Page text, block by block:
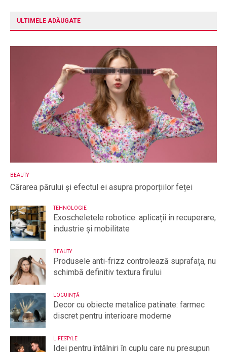
ULTIMELE ADĂUGATE
BEAUTY
Cărarea părului și efectul ei asupra proporțiilor feței
TEHNOLOGIE
Exoscheletele robotice: aplicații în recuperare,
industrie și mobilitate
BEAUTY
Produsele anti-frizz controlează suprafața, nu
schimbă definitiv textura firului
LOCUINȚĂ
Decor cu obiecte metalice patinate: farmec
discret pentru interioare moderne
LIFESTYLE
Idei pentru întâlniri în cuplu care nu presupun